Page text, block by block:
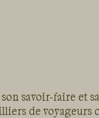
savoir-faire et
de voyageurs